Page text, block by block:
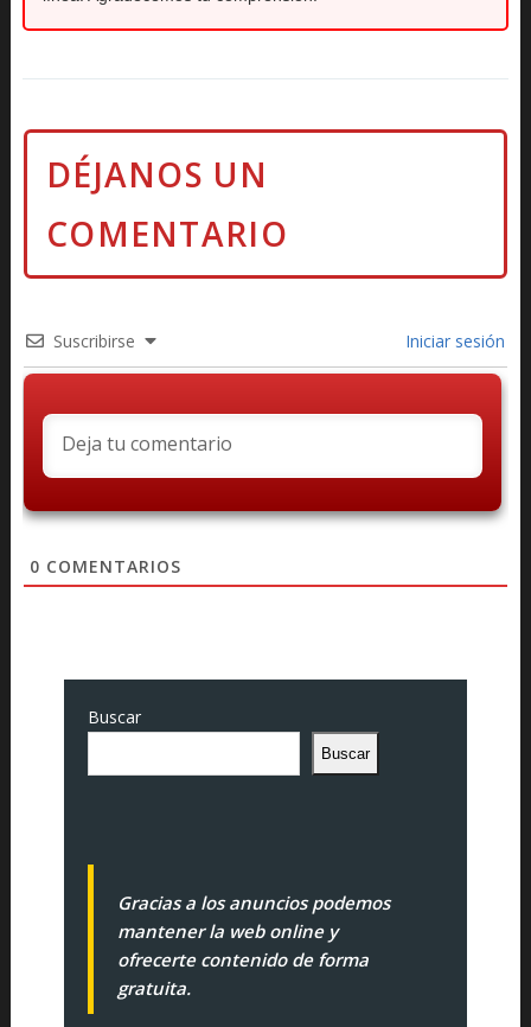
Suscribirse Iniciar sesión
0 COMENTARIOS
Buscar
Buscar
Gracias a los anuncios podemos
mantener la web online y
ofrecerte contenido de forma
gratuita.